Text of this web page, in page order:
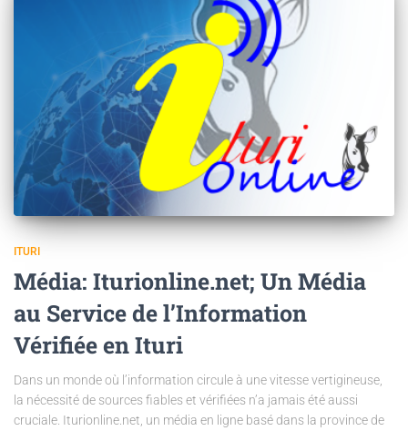
ITURI
Média: Iturionline.net; Un Média
au Service de l’Information
Vérifiée en Ituri
Dans un monde où l’information circule à une vitesse vertigineuse,
la nécessité de sources fiables et vérifiées n’a jamais été aussi
cruciale. Iturionline.net, un média en ligne basé dans la province de